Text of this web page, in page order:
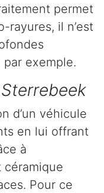
permet
rayures, il n’est
exemple.
d’un véhicule
en lui offrant
à
céramique
Pour ce